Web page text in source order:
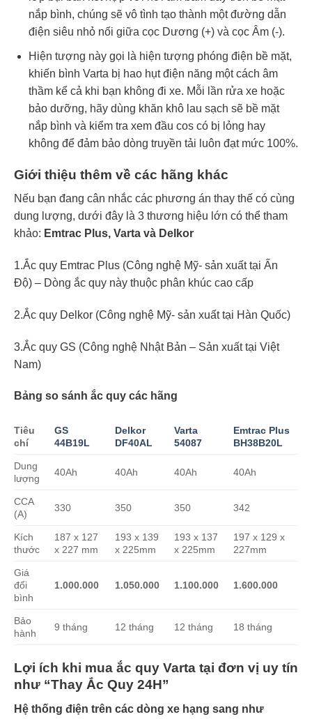
nắp bình, chúng sẽ vô tình tạo thành một đường dẫn
điện siêu nhỏ nối giữa cọc Dương (+) và cọc Âm (-).
Hiện tượng này gọi là hiện tượng phóng điện bề mặt,
khiến bình Varta bị hao hụt điện năng một cách âm
thầm kể cả khi bạn không đi xe. Mỗi lần rửa xe hoặc
bảo dưỡng, hãy dùng khăn khô lau sạch sẽ bề mặt
nắp bình và kiểm tra xem đầu cos có bị lỏng hay
không để đảm bảo dòng truyền tải luôn đạt mức 100%.
Giới thiệu thêm về các hãng khác
Nếu bạn đang cân nhắc các phương án thay thế có cùng
dung lượng, dưới đây là 3 thương hiệu lớn có thể tham
khảo: Emtrac Plus, Varta và Delkor
1.Ắc quy Emtrac Plus (Công nghệ Mỹ- sản xuất tại Ấn
Độ) – Dòng ắc quy này thuộc phân khúc cao cấp
2.Ắc quy Delkor (Công nghệ Mỹ- sản xuất tại Hàn Quốc)
3.Ắc quy GS (Công nghệ Nhật Bản – Sản xuất tại Việt
Nam)
Bảng so sánh ắc quy các hãng
Tiêu
chí
GS
44B19L
Delkor
DF40AL
Varta
54087
Emtrac Plus
BH38B20L
Dung
lượng
40Ah 40Ah 40Ah 40Ah
CCA
(A)
330 350 350 342
Kích
thước
187 x 127
x 227 mm
193 x 139
x 225mm
193 x 137
x 225mm
197 x 129 x
227mm
Giá
đổi
bình
1.000.000 1.050.000 1.100.000 1.600.000
Bảo
hành
9 tháng 12 tháng 12 tháng 18 tháng
Lợi ích khi mua ắc quy Varta tại đơn vị uy tín
như “Thay Ắc Quy 24H”
Hệ thống điện trên các dòng xe hạng sang như